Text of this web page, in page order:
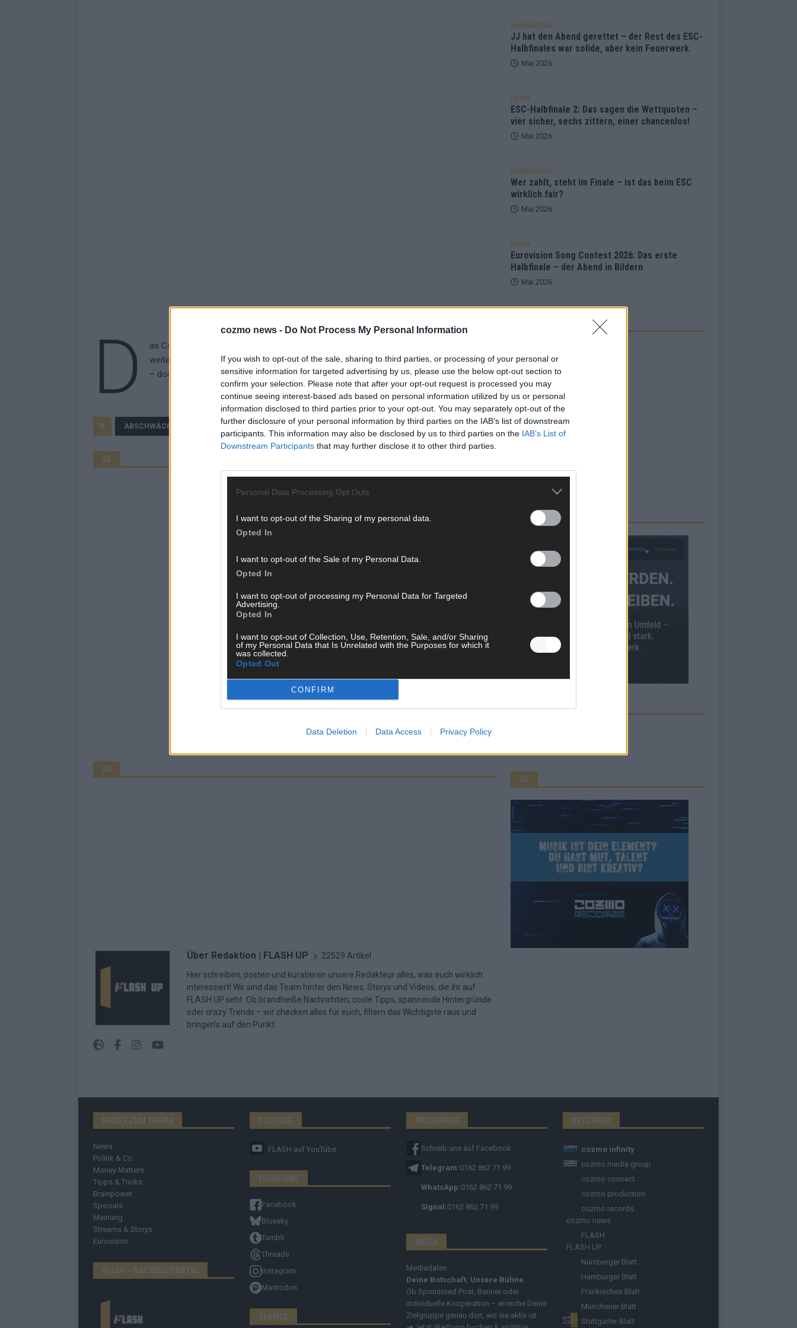
cozmo news - Do Not Process My Personal Information
If you wish to opt-out of the sale, sharing to third parties, or processing of your personal or
sensitive information for targeted advertising by us, please use the below opt-out section to
confirm your selection. Please note that after your opt-out request is processed you may
continue seeing interest-based ads based on personal information utilized by us or personal
information disclosed to third parties prior to your opt-out. You may separately opt-out of the
further disclosure of your personal information by third parties on the IAB’s list of downstream
participants. This information may also be disclosed by us to third parties on the IAB’s List of
Downstream Participants that may further disclose it to other third parties.
Personal Data Processing Opt Outs
I want to opt-out of the Sharing of my personal data.
Opted In
I want to opt-out of the Sale of my Personal Data.
Opted In
I want to opt-out of processing my Personal Data for Targeted
Advertising.
Opted In
I want to opt-out of Collection, Use, Retention, Sale, and/or Sharing
of my Personal Data that Is Unrelated with the Purposes for which it
was collected.
Opted Out
CONFIRM
Data Deletion Data Access Privacy Policy
D
as Coronavirus scheint sich einer neuen Studie der Oxford Universität zufolge
weiterzuentwickeln. Eine solche Mutation des Virus scheint zunächst als Horrorszenario
– doch darin kann auch eine Chance für die Menschheit entstehen.
ABSCHWÄCHEN CORONA CORONAVIRUS DROSTEN MUTATION VIROLOGE
AD
AD
Über Redaktion | FLASH UP 22529 Artikel
Hier schreiben, posten und kuratieren unsere Redakteur alles, was euch wirklich
interessiert! Wir sind das Team hinter den News, Storys und Videos, die ihr auf
FLASH UP seht. Ob brandheiße Nachrichten, coole Tipps, spannende Hintergründe
oder crazy Trends – wir checken alles für euch, filtern das Wichtigste raus und
bringen’s auf den Punkt.
KOMMENTAR
JJ hat den Abend gerettet – der Rest des ESC-
Halbfinales war solide, aber kein Feuerwerk
Mai 2026
EXTRA
ESC-Halbfinale 2: Das sagen die Wettquoten –
vier sicher, sechs zittern, einer chancenlos!
Mai 2026
KOMMENTAR
Wer zahlt, steht im Finale – ist das beim ESC
wirklich fair?
Mai 2026
EXTRA
Eurovision Song Contest 2026: Das erste
Halbfinale – der Abend in Bildern
Mai 2026
WERBE BEI UNS!
CHECK UNS AUF FACEBOOK
AD
DIREKT ZUM THEMA
News
Politik & Co
Money Matters
Tipps & Tricks
Brainpower
Specials
Meinung
Streams & Storys
Eurovision
FLASH – DAS VIDEOPORTAL
YOUTUBE
FLASH auf YouTube
FOLGE UNS
Facebook
Bluesky
Tumblr
Threads
Instagram
Mastodon
SERVICE
MESSENGER
Schreib uns auf Facebook
Telegram:0162 862 71 99
WhatsApp:0162 862 71 99
Signal:0162 862 71 99
MEDIA
Mediadaten
Deine Botschaft. Unsere Bühne.
Ob Sponsored Post, Banner oder
individuelle Kooperation – erreiche Deine
Zielgruppe genau dort, wo sie aktiv ist.
NETZWERK
cozmo infinity
cozmo media group
cozmo connect
cozmo production
cozmo records
cozmo news
FLASH
FLASH UP
Nürnberger Blatt
Hamburger Blatt
Fränkisches Blatt
Münchener Blatt
Stuttgarter Blatt